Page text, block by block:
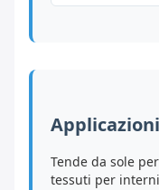
Applicazioni
Tende da sole
tessuti per